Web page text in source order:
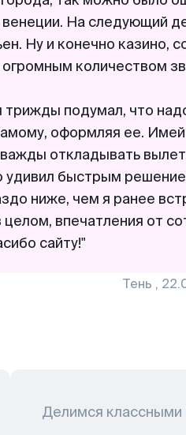
венеции. На следующий
Ну и конечно казино,
количеством
трижды подумал, что
оформляя ее.
откладывать вылет
удивил быстрым
ниже, чем я ранее
целом, впечатления от
Тень ,
Делимся